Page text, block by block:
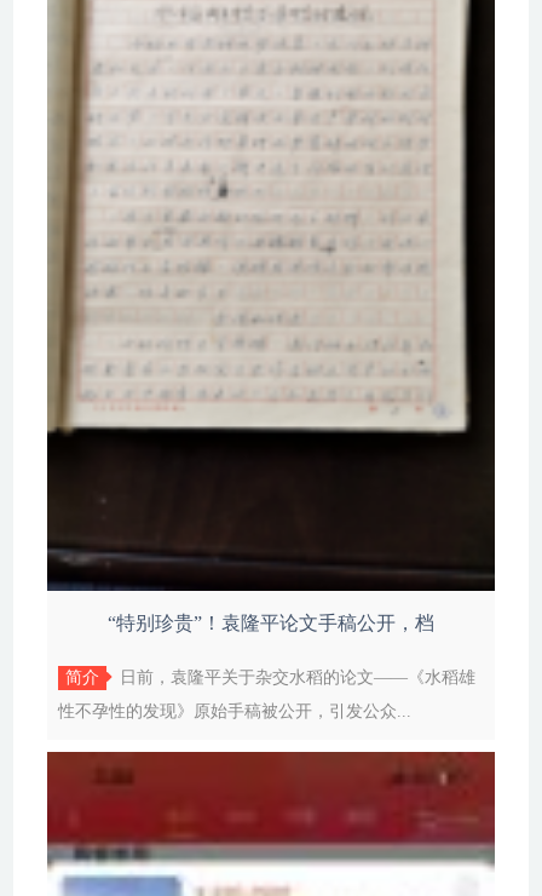
“特别珍贵”！袁隆平论文手稿公开，档
简介
日前，袁隆平关于杂交水稻的论文——《水稻雄
性不孕性的发现》原始手稿被公开，引发公众...